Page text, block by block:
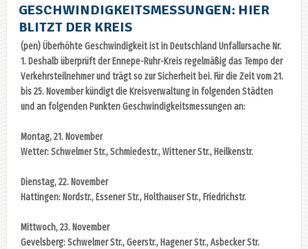
GESCHWINDIGKEITSMESSUNGEN: HIER
BLITZT DER KREIS
(pen) Überhöhte Geschwindigkeit ist in Deutschland Unfallursache Nr.
1. Deshalb überprüft der Ennepe-Ruhr-Kreis regelmäßig das Tempo der
Verkehrsteilnehmer und trägt so zur Sicherheit bei. Für die Zeit vom 21.
bis 25. November kündigt die Kreisverwaltung in folgenden Städten
und an folgenden Punkten Geschwindigkeitsmessungen an:
Montag, 21. November
Wetter: Schwelmer Str., Schmiedestr., Wittener Str., Heilkenstr.
Dienstag, 22. November
Hattingen: Nordstr., Essener Str., Holthauser Str., Friedrichstr.
Mittwoch, 23. November
Gevelsberg: Schwelmer Str., Geerstr., Hagener Str., Asbecker Str.